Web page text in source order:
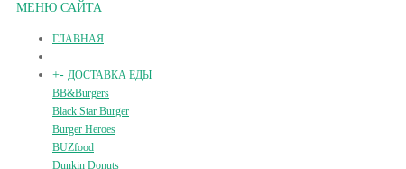
МЕНЮ САЙТА
ГЛАВНАЯ
+- ДОСТАВКА ЕДЫ
BB&Burgers
Black Star Burger
Burger Heroes
BUZfood
Dunkin Donuts